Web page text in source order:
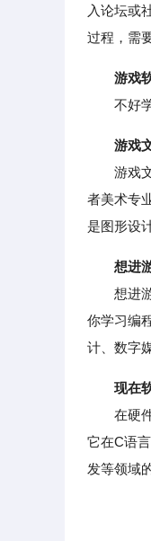
入论坛或
过程，需
游戏
不好学
游戏
游戏文
者美术专
是图形设
想进
想进游
你学习编
计、数字
现在
在硬件
它在C语
发等领域